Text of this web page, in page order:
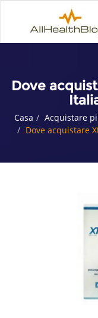
Dove
Casa
Acquistare
Dove acquistare